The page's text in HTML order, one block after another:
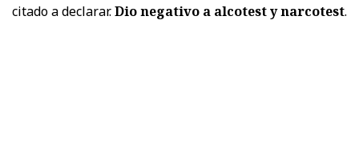
citado a declarar.Dio negativo a alcotest y narcotest.